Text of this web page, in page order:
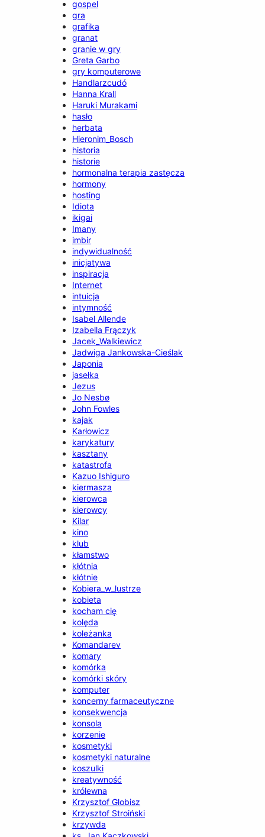
gospel
gra
grafika
granat
granie w gry
Greta Garbo
gry komputerowe
Handlarzcudó
Hanna Krall
Haruki Murakami
hasło
herbata
Hieronim_Bosch
historia
historie
hormonalna terapia zastęcza
hormony
hosting
Idiota
ikigai
Imany
imbir
indywidualność
inicjatywa
inspiracja
Internet
intuicja
intymność
Isabel Allende
Izabella Frączyk
Jacek_Walkiewicz
Jadwiga Jankowska-Cieślak
Japonia
jasełka
Jezus
Jo Nesbø
John Fowles
kajak
Karłowicz
karykatury
kasztany
katastrofa
Kazuo Ishiguro
kiermasza
kierowca
kierowcy
Kilar
kino
klub
kłamstwo
kłótnia
kłótnie
Kobiera_w_lustrze
kobieta
kocham cię
kolęda
koleżanka
Komandarev
komary
komórka
komórki skóry
komputer
koncerny farmaceutyczne
konsekwencja
konsola
korzenie
kosmetyki
kosmetyki naturalne
koszulki
kreatywność
królewna
Krzysztof Globisz
Krzysztof Stroiński
krzywda